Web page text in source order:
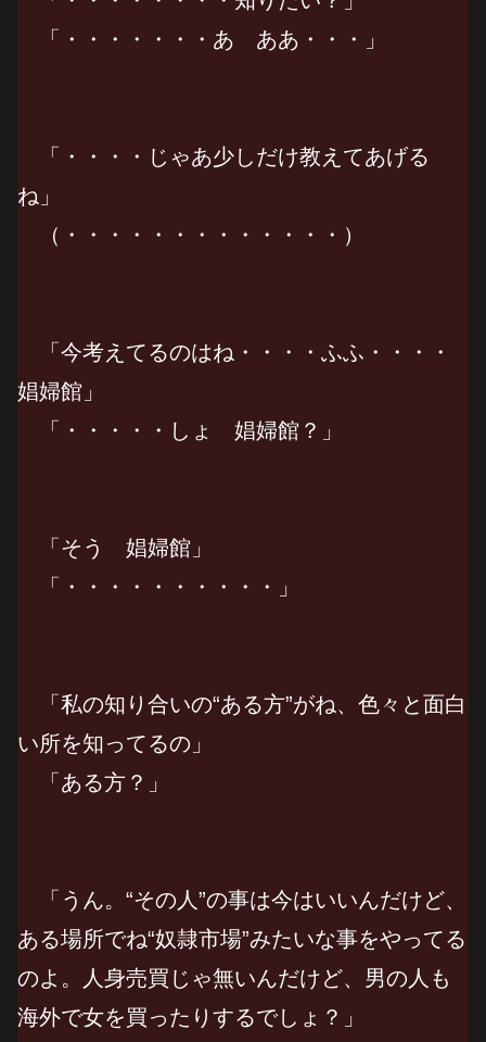
「・・・・・・・あ ああ・・・」
「・・・・じゃあ少しだけ教えてあげる
ね」
（・・・・・・・・・・・・・）
「今考えてるのはね・・・・ふふ・・・・
娼婦館」
「・・・・・しょ 娼婦館？」
「そう 娼婦館」
「・・・・・・・・・・」
「私の知り合いの“ある方”がね、色々と面白
い所を知ってるの」
「ある方？」
「うん。“その人”の事は今はいいんだけど、
ある場所でね“奴隷市場”みたいな事をやってる
のよ。人身売買じゃ無いんだけど、男の人も
海外で女を買ったりするでしょ？」